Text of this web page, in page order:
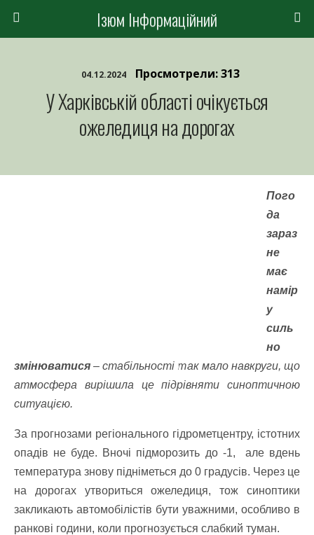
Ізюм Інформаційний
04.12.2024 Просмотрели: 313
У Харківській області очікується
ожеледиця на дорогах
Пого
да
зараз
не
має
намір
у
силь
но
змінюватися – стабільності так мало навкруги, що
атмосфера вирішила це підрівняти синоптичною
ситуацією.
За прогнозами регіонального гідрометцентру, істотних
опадів не буде. Вночі підморозить до -1, але вдень
температура знову підніметься до 0 градусів. Через це
на дорогах утвориться ожеледиця, тож синоптики
закликають автомобілістів бути уважними, особливо в
ранкові години, коли прогнозується слабкий туман.